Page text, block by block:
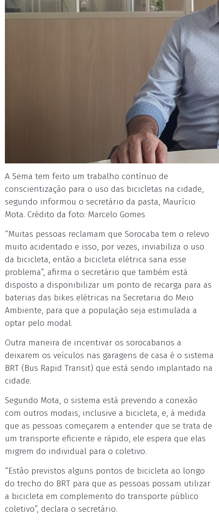
A Sema tem feito um trabalho contínuo de
conscientização para o uso das bicicletas na cidade,
segundo informou o secretário da pasta, Maurício
Mota. Crédito da foto: Marcelo Gomes
“Muitas pessoas reclamam que Sorocaba tem o relevo
muito acidentado e isso, por vezes, inviabiliza o uso
da bicicleta, então a bicicleta elétrica sana esse
problema”, afirma o secretário que também está
disposto a disponibilizar um ponto de recarga para as
baterias das bikes elétricas na Secretaria do Meio
Ambiente, para que a população seja estimulada a
optar pelo modal.
Outra maneira de incentivar os sorocabanos a
deixarem os veículos nas garagens de casa é o sistema
BRT (Bus Rapid Transit) que está sendo implantado na
cidade.
Segundo Mota, o sistema está prevendo a conexão
com outros modais, inclusive a bicicleta, e, à medida
que as pessoas começarem a entender que se trata de
um transporte eficiente e rápido, ele espera que elas
migrem do individual para o coletivo.
“Estão previstos alguns pontos de bicicleta ao longo
do trecho do BRT para que as pessoas possam utilizar
a bicicleta em complemento do transporte público
coletivo”, declara o secretário.